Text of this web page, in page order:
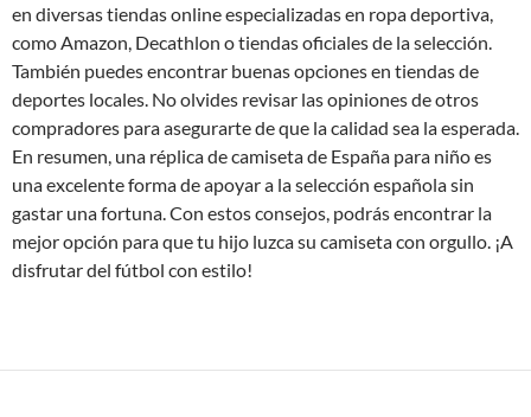
en diversas tiendas online especializadas en ropa deportiva,
como Amazon, Decathlon o tiendas oficiales de la selección.
También puedes encontrar buenas opciones en tiendas de
deportes locales. No olvides revisar las opiniones de otros
compradores para asegurarte de que la calidad sea la esperada.
En resumen, una réplica de camiseta de España para niño es
una excelente forma de apoyar a la selección española sin
gastar una fortuna. Con estos consejos, podrás encontrar la
mejor opción para que tu hijo luzca su camiseta con orgullo. ¡A
disfrutar del fútbol con estilo!